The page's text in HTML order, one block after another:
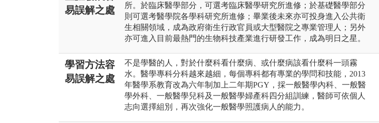
易誤解之處
所。於臨床醫學部分，可選考臨床醫學研究所進修；於基礎醫學部分
則可選考醫學院各學科研究所進修；畢業後未來亦可投身進入公共衛
生相關領域，成為政府衛生行政官員或大型醫院之專業管理人；另外
亦可進入目前最熱門的生物科技產業進行研發工作，成為明日之星。
學習方法容
易誤解之處
不是學醫的人，對於什麼科看什麼病、或什麼病該看什麼科一頭霧
水。醫學專科分科越來越細，每個專科都有專業的學問和技能，2013
年醫學系教育改為六年制加上二年期PGY，採一般醫學內科、一般醫
學外科、一般醫學兒科及一般醫學婦產科四分組訓練，醫師可依個人
志向選擇組別，再次強化一般醫學照護病人的能力。